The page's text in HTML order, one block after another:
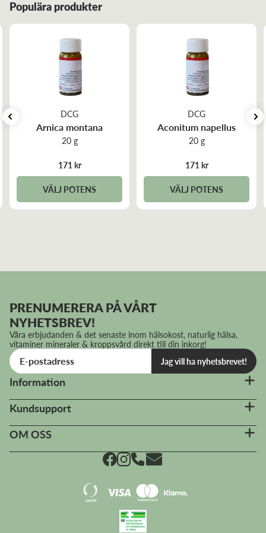
Populära produkter
DCG
Arnica montana
20 g
171 kr
VÄLJ POTENS
DCG
Aconitum napellus
20 g
171 kr
VÄLJ POTENS
PRENUMERERA PÅ VÅRT
NYHETSBREV!
Våra erbjudanden & det senaste inom hälsokost, naturlig hälsa,
vitaminer mineraler & kroppsvård direkt till din inkorg!
Jag vill ha nyhetsbrevet!
Information
Kundsupport
OM OSS